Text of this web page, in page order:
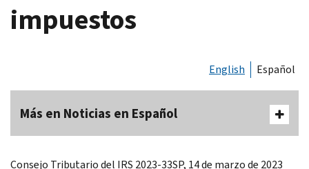
impuestos
English Español
Más en Noticias en Español
Consejo Tributario del IRS 2023-33SP, 14 de marzo de 2023